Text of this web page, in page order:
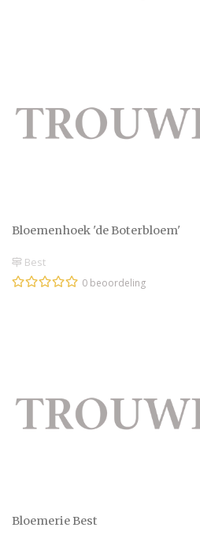
Bloemenhoek 'de Boterbloem'
Best
0 beoordeling
Bloemerie Best